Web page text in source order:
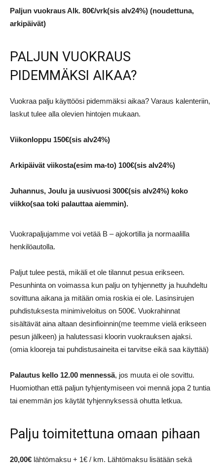
Paljun vuokraus Alk. 80€/vrk(sis alv24%) (noudettuna,
arkipäivät)
PALJUN VUOKRAUS
PIDEMMÄKSI AIKAA?
Vuokraa palju käyttöösi pidemmäksi aikaa? Varaus kalenteriin,
laskut tulee alla olevien hintojen mukaan.
Viikonloppu 150€(sis alv24%)
Arkipäivät viikosta(esim ma-to) 100€(sis alv24%)
Juhannus, Joulu ja uusivuosi 300€(sis alv24%) koko
viikko(saa toki palauttaa aiemmin).
Vuokrapaljujamme voi vetää B – ajokortilla ja normaalilla
henkilöautolla.
Paljut tulee pestä, mikäli et ole tilannut pesua erikseen.
Pesunhinta on voimassa kun palju on tyhjennetty ja huuhdeltu
sovittuna aikana ja mitään omia roskia ei ole. Lasinsirujen
puhdistuksesta minimiveloitus on 500€. Vuokrahinnat
sisältävät aina altaan desinfioinnin(me teemme vielä erikseen
pesun jälkeen) ja halutessasi kloorin vuokrauksen ajaksi.
(omia klooreja tai puhdistusaineita ei tarvitse eikä saa käyttää)
Palautus kello 12.00 mennessä, jos muuta ei ole sovittu.
Huomiothan että paljun tyhjentymiseen voi mennä jopa 2 tuntia
tai enemmän jos käytät tyhjennyksessä ohutta letkua.
Palju toimitettuna omaan pihaan
20,00€ lähtömaksu + 1€ / km. Lähtömaksu lisätään sekä